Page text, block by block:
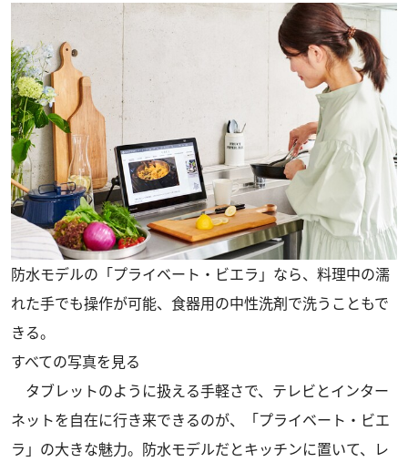
防水モデルの「プライベート・ビエラ」なら、料理中の濡
れた手でも操作が可能、食器用の中性洗剤で洗うこともで
きる。
すべての写真を見る
タブレットのように扱える手軽さで、テレビとインター
ネットを自在に行き来できるのが、「プライベート・ビエ
ラ」の大きな魅力。防水モデルだとキッチンに置いて、レ